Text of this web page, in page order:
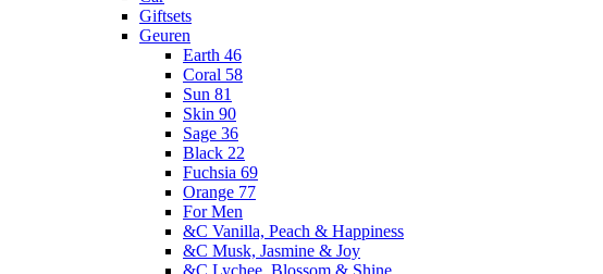
Giftsets
Geuren
Earth 46
Coral 58
Sun 81
Skin 90
Sage 36
Black 22
Fuchsia 69
Orange 77
For Men
&C Vanilla, Peach & Happiness
&C Musk, Jasmine & Joy
&C Lychee, Blossom & Shine